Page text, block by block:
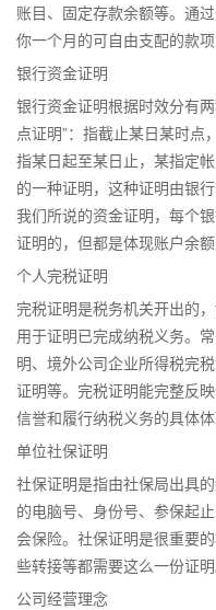
账目、固定存款余额等。通
你一个月的可自由支配的款
银行资金证明
银行资金证明根据时效分有
点证明”：指截止某日某时点
指某日起至某日止，某指定
的一种证明，这种证明由银
我们所说的资金证明，每个
证明的，但都是体现账户余额
个人完税证明
完税证明是税务机关开出的
用于证明已完成纳税义务。
明、境外公司企业所得税完
证明等。完税证明能完整反
信誉和履行纳税义务的具体体
单位社保证明
社保证明是指由社保局出具
的电脑号、身份号、参保起
会保险。社保证明是很重要
些转接等都需要这么一份证明
公司经营理念